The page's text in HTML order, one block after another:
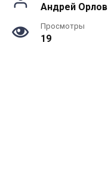
Андрей Орлов
Просмотры
19